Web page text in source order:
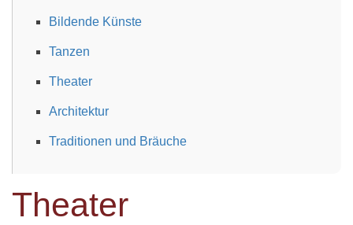
Bildende Künste
Tanzen
Theater
Architektur
Traditionen und Bräuche
Theater